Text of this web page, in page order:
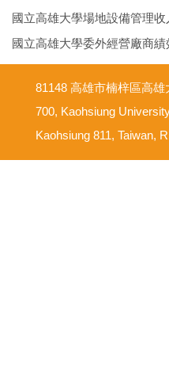
國立高雄大學場地設備管理
國立高雄大學委外經營廠商
81148 高雄市楠梓區高雄
700, Kaohsiung
Kaohsiung 811, Taiwan,